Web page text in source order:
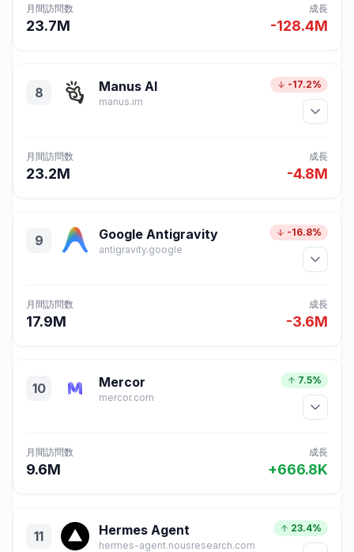
月間訪問数
23.7M
成長
-128.4M
8 Manus AI
manus.im
-17.2%
月間訪問数
23.2M
成長
-4.8M
9 Google Antigravity
antigravity.google
-16.8%
月間訪問数
17.9M
成長
-3.6M
10 Mercor
mercor.com
7.5%
月間訪問数
9.6M
成長
+666.8K
11 Hermes Agent
hermes-agent.nousresearch.com
23.4%